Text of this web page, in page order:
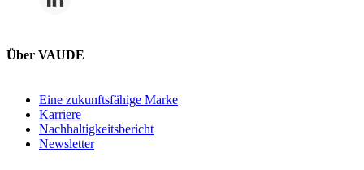
Über VAUDE
Eine zukunftsfähige Marke
Karriere
Nachhaltigkeitsbericht
Newsletter